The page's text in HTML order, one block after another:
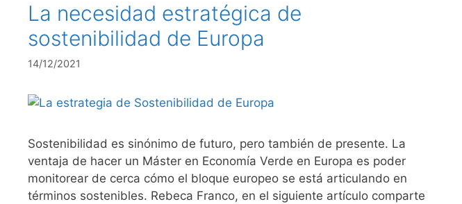
La necesidad estratégica de
sostenibilidad de Europa
14/12/2021
Sostenibilidad es sinónimo de futuro, pero también de presente. La
ventaja de hacer un Máster en Economía Verde en Europa es poder
monitorear de cerca cómo el bloque europeo se está articulando en
términos sostenibles. Rebeca Franco, en el siguiente artículo comparte